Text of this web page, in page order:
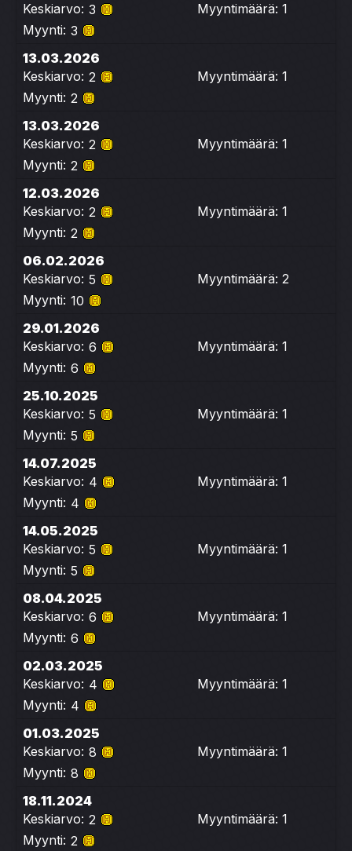
Keskiarvo: 3
Myyntimäärä: 1
Myynti: 3
13.03.2026
Keskiarvo: 2
Myyntimäärä: 1
Myynti: 2
13.03.2026
Keskiarvo: 2
Myyntimäärä: 1
Myynti: 2
12.03.2026
Keskiarvo: 2
Myyntimäärä: 1
Myynti: 2
06.02.2026
Keskiarvo: 5
Myyntimäärä: 2
Myynti: 10
29.01.2026
Keskiarvo: 6
Myyntimäärä: 1
Myynti: 6
25.10.2025
Keskiarvo: 5
Myyntimäärä: 1
Myynti: 5
14.07.2025
Keskiarvo: 4
Myyntimäärä: 1
Myynti: 4
14.05.2025
Keskiarvo: 5
Myyntimäärä: 1
Myynti: 5
08.04.2025
Keskiarvo: 6
Myyntimäärä: 1
Myynti: 6
02.03.2025
Keskiarvo: 4
Myyntimäärä: 1
Myynti: 4
01.03.2025
Keskiarvo: 8
Myyntimäärä: 1
Myynti: 8
18.11.2024
Keskiarvo: 2
Myyntimäärä: 1
Myynti: 2